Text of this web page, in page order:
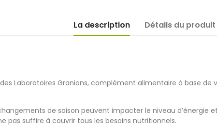
La description Détails du produit
Laboratoires Granions, complément alimentaire à base
de saison peuvent impacter le niveau
pas suffire à couvrir tous les besoins nutritionnels.